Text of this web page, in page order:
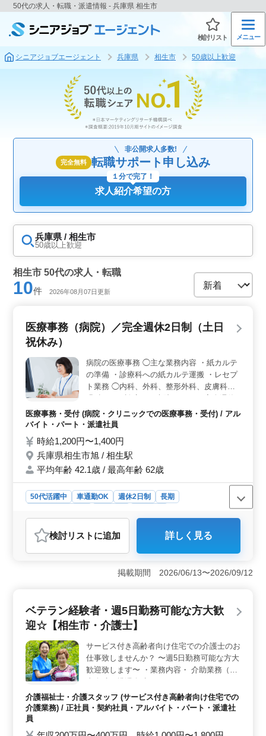
50代の求人・転職・派遣情報 - 兵庫県 相生市
検討リスト メニュー
シニアジョブエージェント 兵庫県 相生市 50歳以上歓迎
完全無料
非公開求人多数!
転職サポート申し込み
求人紹介希望の方
１分で完了！
兵庫県 / 相生市
50歳以上歓迎
相生市 50代の求人・転職
10件 2026年08月07日更新
医療事務（病院）／完全週休2日制（土日
祝休み）
病院の医療事務 ◯主な業務内容 ・紙カルテ
の準備 ・診療科への紙カルテ運搬 ・レセプ
ト業務 ◯内科、外科、整形外科、皮膚科、
日制（土日祝休み） ＊マイカー通勤OK（無
料駐車場完備） ＊交通費支給 ＊賞与あり こ
きます！ シニアが長年の経験を活かして活
躍中の職場です！
医療事務・受付 (病院・クリニックでの医療事務・受付) / アル
バイト・パート・派遣社員
時給1,200円〜1,400円
兵庫県相生市旭 / 相生駅
平均年齢 42.1歳 / 最高年齢 62歳
50代活躍中 車通勤OK 週休2日制
長期
医療事務・受付
おすすめポイント
＜これまでの経験を活かせる医療事務＞ 紙カルテの準
備や診療科への運搬、レセプト業務などを担当します。
これまで培ってきたスキルや経験を活かして業務に取り
き、プライベートや家庭と両立しながら勤務できま
す。 ＜マイカー通勤OK・交通費支給＞ マイカー通
り、通勤の負担を抑えながら働けます。
検討リスト に追加 詳しく見る
掲載期間 2026/06/13〜2026/09/12
ベテラン経験者・週5日勤務可能な方大歓
迎☆【相生市・介護士】
サービス付き高齢者向け住宅での介護士のお
仕事致しませんか？ 〜週5日勤務可能な方大
歓迎致します〜 ・業務内容・ 介助業務（食
リハビリテーションサポート 書類作成、書
類整理 サービス利用者の家族との相談、助
通勤可能 ベテランさん大歓迎致します！ 皆
介護福祉士・介護スタッフ (サービス付き高齢者向け住宅での
介護業務) / 正社員・契約社員・アルバイト・パート・派遣社
員